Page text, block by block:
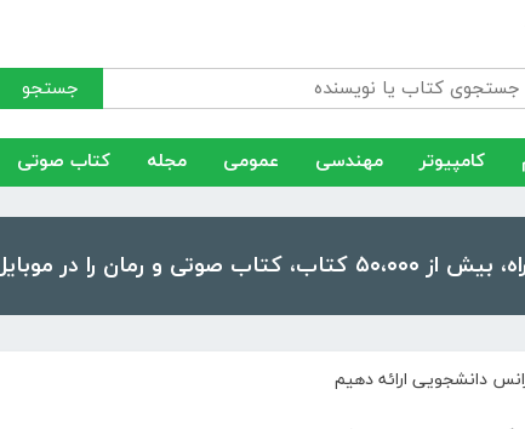
جستجو
کامپیوتر مهندسی عمومی مجله کتاب صوتی
موبایل و تبلت خود داشته باشید!
دانشجویی ارائه دهیم